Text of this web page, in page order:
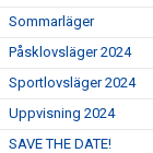
Sommarläger
Påsklovsläger 2024
Sportlovsläger 2024
Uppvisning 2024
SAVE THE DATE!